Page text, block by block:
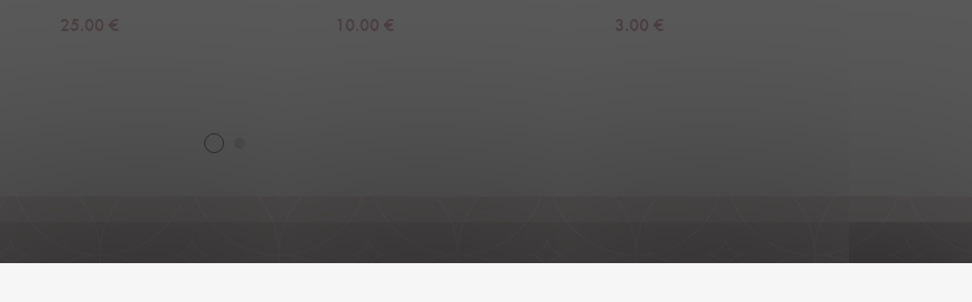
25.00 € 10.00 € 3.00 €